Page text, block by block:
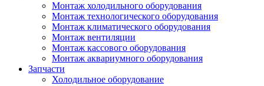
Монтаж холодильного оборудования
Монтаж технологического оборудования
Монтаж климатического оборудования
Монтаж вентиляции
Монтаж кассового оборудования
Монтаж аквариумного оборудования
Запчасти
Холодильное оборудование